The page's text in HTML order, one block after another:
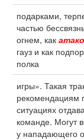
подарками,
частью
огнем, как
гауз и как
полка
игры». Такая
рекомендациям
ситуациях
команде. Могут
у нападающего